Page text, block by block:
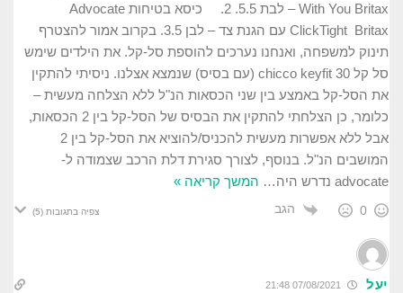
With You Britax – לבת 5.5. 2. כיסא בטיחות Advocate
ClickTight Britax עם הגנת צד – לבן 3.5. בקרוב אמור להצטרף
תינוק למשפחה, ואנחנו נערכים להוספת סל-קל. את הילדים שימש
סל קל chicco keyfit 30 (עם בסיס) שנמצא אצלנו. ניסיתי להתקין
את הסל-קל באמצע בין שני הכסאות הנ"ל ללא הצלחה מעשית –
כלומר, כן הצלחתי להתקין את הבסיס של הסל-קל בין 2 הכסאות,
אבל ללא אפשרות מעשית להכניס/להוציא את הסל-קל בין 2
המושבים הנ"ל. בנוסף, לצורך סגירת דלת הרכב שצמודה ל-
advocate נדרש היה
… המשך קריאה »
0 הגב צפיה בתגובות (5)
יעל